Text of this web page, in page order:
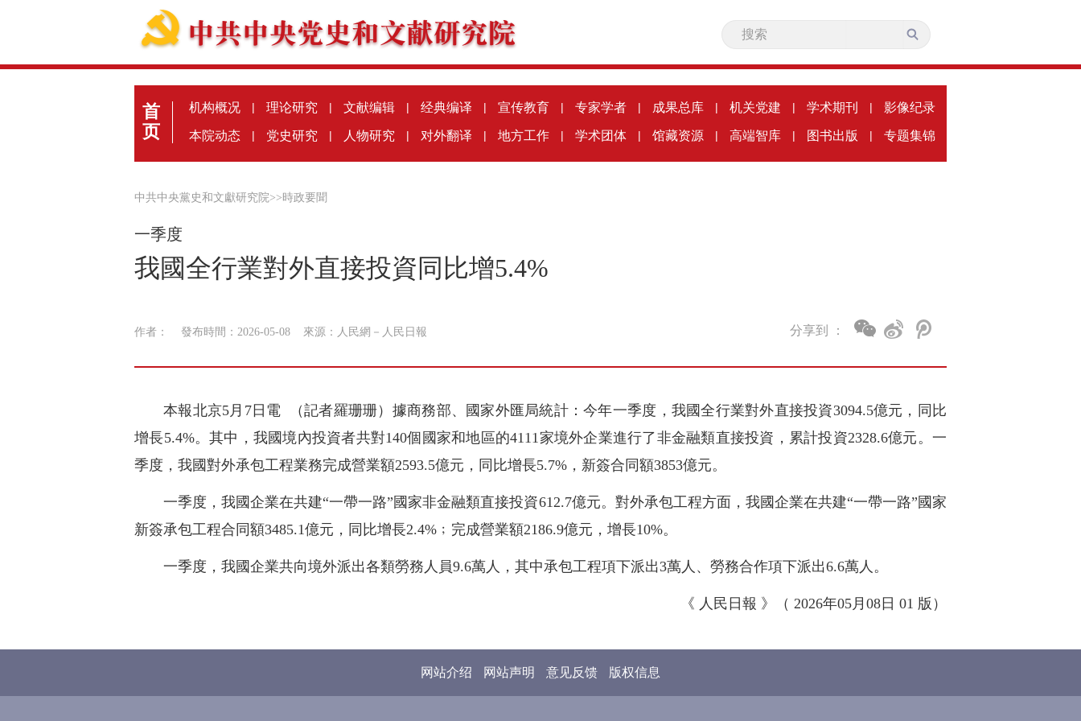
首
页
机构概况 | 理论研究 | 文献编辑 | 经典编译 | 宣传教育 | 专家学者 | 成果总库 | 机关党建 | 学术期刊 | 影像纪录
本院动态 | 党史研究 | 人物研究 | 对外翻译 | 地方工作 | 学术团体 | 馆藏资源 | 高端智库 | 图书出版 | 专题集锦
中共中央黨史和文獻研究院>>時政要聞
一季度
我國全行業對外直接投資同比增5.4%
作者： 發布時間：2026-05-08 來源： 人民網－人民日報 分享到 ：
本報北京5月7日電 （記者羅珊珊）據商務部、國家外匯局統計：今年一季度，我國全行業對外直接投資3094.5億元，同比
增長5.4%。其中，我國境內投資者共對140個國家和地區的4111家境外企業進行了非金融類直接投資，累計投資2328.6億元。一
季度，我國對外承包工程業務完成營業額2593.5億元，同比增長5.7%，新簽合同額3853億元。
一季度，我國企業在共建“一帶一路”國家非金融類直接投資612.7億元。對外承包工程方面，我國企業在共建“一帶一路”國家
新簽承包工程合同額3485.1億元，同比增長2.4%﹔完成營業額2186.9億元，增長10%。
一季度，我國企業共向境外派出各類勞務人員9.6萬人，其中承包工程項下派出3萬人、勞務合作項下派出6.6萬人。
《 人民日報 》（ 2026年05月08日 01 版）
网站介绍 网站声明 意见反馈 版权信息